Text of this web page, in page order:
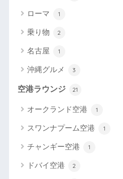
ローマ 1
乗り物 2
名古屋 1
沖縄グルメ 3
空港ラウンジ 21
オークランド空港 1
スワンナプーム空港 1
チャンギー空港 1
ドバイ空港 2